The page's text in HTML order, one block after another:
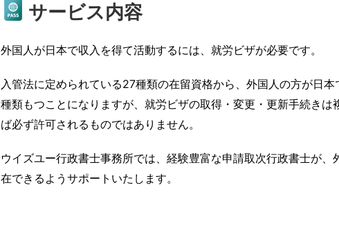
サービス内容
外国人が日本で収入を得て活動するには、就労ビザが必要です。
入管法に定められている27種類の在留資格から、外国人の方が日
種類もつことになりますが、就労ビザの取得・変更・更新手続きは
ば必ず許可されるものではありません。
ウイズユー行政書士事務所では、経験豊富な申請取次行政書士が
在できるようサポートいたします。